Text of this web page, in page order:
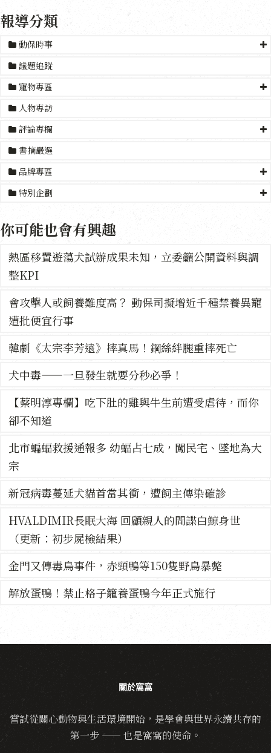
報導分類
動保時事
議題追蹤
寵物專區
人物專訪
評論專欄
書摘嚴選
品牌專區
特別企劃
你可能也會有興趣
熱區移置遊蕩犬試辦成果未知，立委籲公開資料與調
整KPI
會攻擊人或飼養難度高？ 動保司擬增近千種禁養異寵
遭批便宜行事
韓劇《太宗李芳遠》摔真馬！鋼絲絆腿重摔死亡
犬中毒——一旦發生就要分秒必爭！
【蔡明淳專欄】吃下肚的雞與牛生前遭受虐待，而你
卻不知道
北市蝙蝠救援通報多 幼蝠占七成，闖民宅、墜地為大
宗
新冠病毒蔓延犬貓首當其衝，遭飼主傳染確診
HVALDIMIR長眠大海 回顧親人的間諜白鯨身世
（更新：初步屍檢結果）
金門又傳毒鳥事件，赤頸鴨等150隻野鳥暴斃
解放蛋鴨！禁止格子籠養蛋鴨今年正式施行
關於窩窩
嘗試從關心動物與生活環境開始，是學會與世界永續共存的
第一步 —— 也是窩窩的使命。